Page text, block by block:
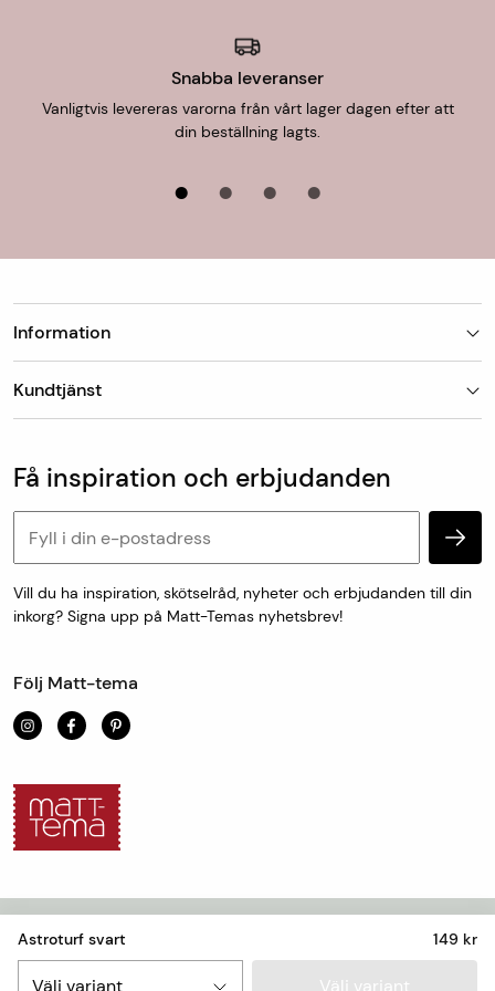
Mått- och specialtillverkade varor skickas från oss inom
en vecka.
Astroturf svart 149 kr
Välj variant Välj variant
Snabba leveranser
Vanligtvis levereras varorna från vårt lager dagen efter att
din beställning lagts.
Information
Om Matt-Tema
Vanliga frågor
Kundtjänst
Köp & leveransvillkor
Retur & reklamation
Personuppgifter och cookies
Få inspiration och erbjudanden
Vill du ha inspiration, skötselråd, nyheter och erbjudanden till din
inkorg? Signa upp på Matt-Temas nyhetsbrev!
Följ Matt-tema